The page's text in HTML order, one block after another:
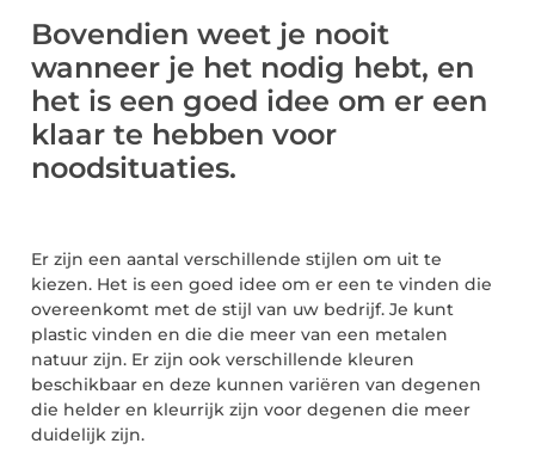
Bovendien weet je nooit
wanneer je het nodig hebt, en
het is een goed idee om er een
klaar te hebben voor
noodsituaties.
Er zijn een aantal verschillende stijlen om uit te
kiezen. Het is een goed idee om er een te vinden die
overeenkomt met de stijl van uw bedrijf. Je kunt
plastic vinden en die die meer van een metalen
natuur zijn. Er zijn ook verschillende kleuren
beschikbaar en deze kunnen variëren van degenen
die helder en kleurrijk zijn voor degenen die meer
duidelijk zijn.